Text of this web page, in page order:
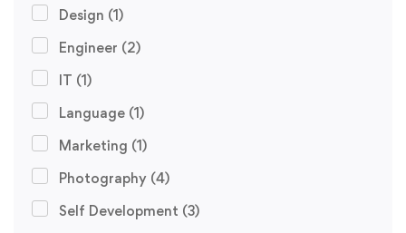
Design (1)
Engineer (2)
IT (1)
Language (1)
Marketing (1)
Photography (4)
Self Development (3)